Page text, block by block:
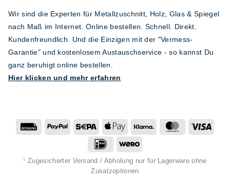
Wir sind die Experten für Metallzuschnitt, Holz, Glas & Spiegel
nach Maß im Internet. Online bestellen. Schnell. Direkt.
Kundenfreundlich. Und die Einzigen mit der "Vermess-
Garantie" und kostenlosem Austauschservice - so kannst Du
ganz beruhigt online bestellen.
Hier klicken und mehr erfahren
RechungPayPal Sepa
Apple
Pay
Klarna MasterCard
IDeal Wero
1
Zugesicherter Versand / Abholung nur für Lagerware ohne
Zusatzoptionen